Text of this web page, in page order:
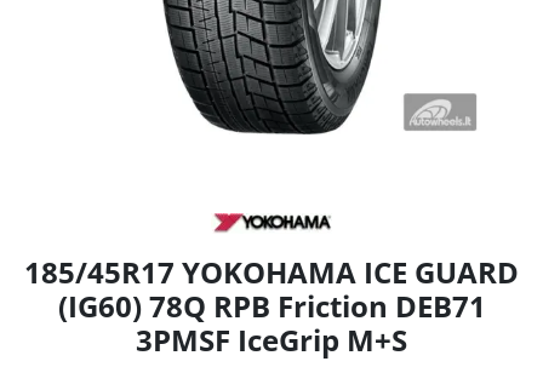
185/45R17 YOKOHAMA ICE GUARD
(IG60) 78Q RPB Friction DEB71
3PMSF IceGrip M+S